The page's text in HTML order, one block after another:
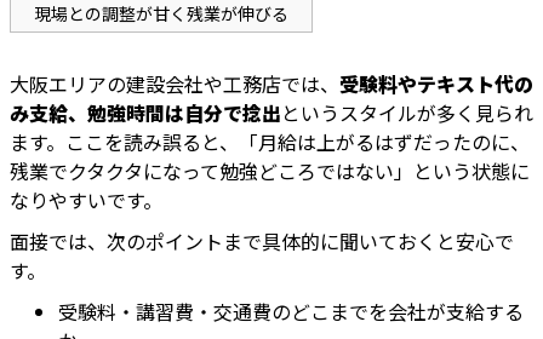
現場との調整が甘く残業が伸びる
大阪エリアの建設会社や工務店では、 受験料やテキスト代の
み支給、勉強時間は自分で捻出というスタイルが多く見られ
ます。ここを読み誤ると、「月給は上がるはずだったのに、
残業でクタクタになって勉強どころではない」という状態に
なりやすいです。
面接では、次のポイントまで具体的に聞いておくと安心で
す。
受験料・講習費・交通費のどこまでを会社が支給する